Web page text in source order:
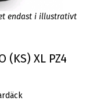
endast i illustrativt
(KS) XL PZ4